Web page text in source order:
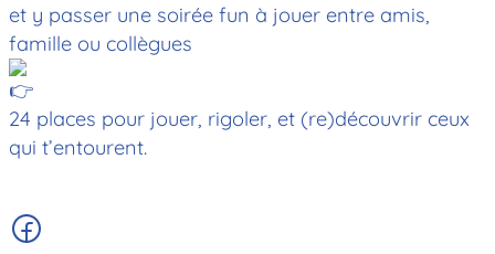
et y passer une soirée fun à jouer entre amis,
famille ou collègues
24 places pour jouer, rigoler, et (re)découvrir ceux
qui t’entourent.